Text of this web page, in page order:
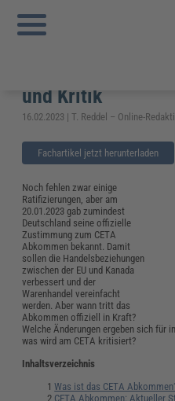
Sie sind hier:
Abkommen einfach erklärt? – Aktueller
Was ist das
erklärt? –
und Kritik
16.02.2023 | T. Reddel – Online-
Fachartikel jetzt herunterladen
Noch fehlen zwar einige
Ratifizierungen, aber am
20.01.2023 gab zumindest
Deutschland seine offizielle
Zustimmung zum CETA
Abkommen bekannt. Damit
sollen die Handelsbeziehungen
zwischen der EU und Kanada
verbessert und der
Warenhandel vereinfacht
werden. Aber wann tritt das
Abkommen offiziell in Kraft?
Welche Änderungen ergeben sich für
was wird am CETA kritisiert?
Inhaltsverzeichnis
Was ist das CETA
CETA Abkommen: Aktueller